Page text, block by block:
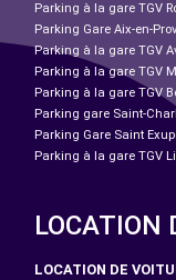
Parking à la gare TGV
Parking Gare Aix-en-
Parking à la gare TGV
Parking à la gare TGV
Parking à la gare TGV
Parking gare Saint-
Parking Gare Saint
Parking à la gare TGV
LOCATION
LOCATION DE